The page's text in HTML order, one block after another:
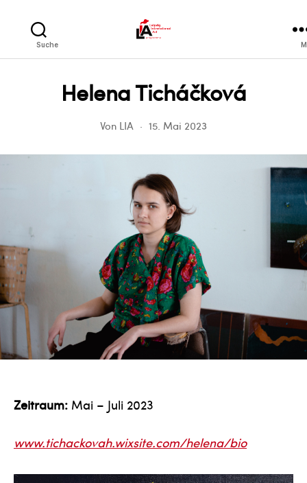
Suche
Helena Ticháčková
Von LIA 15. Mai 2023
Zeitraum: Mai – Juli 2023
www.tichackovah.wixsite.com/helena/bio